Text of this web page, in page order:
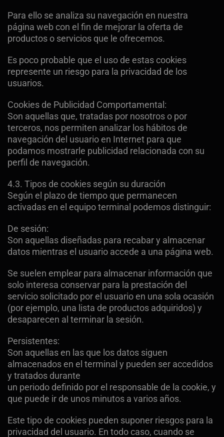
Para ello se analiza su navegación en nuestra
página web con el fin de mejorar la oferta de
productos o servicios que le ofrecemos.
Es poco probable que el uso de estas cookies
represente un riesgo para la privacidad de los
usuarios.
Cookies de Publicidad Comportamental:
Son aquellas que, tratadas por nosotros o por
terceros, nos permiten analizar los hábitos de
navegación del usuario en Internet para que
podamos mostrarle publicidad relacionada con su
perfil de navegación.
4.3. Tipos de cookies según su duración
Según el plazo de tiempo que permanecen
activadas en el equipo terminal podemos distinguir:
De sesión:
Son aquellas diseñadas para recabar y almacenar
datos mientras el usuario accede a una página web.
Se suelen emplear para almacenar información que
solo interesa conservar para la prestación del
servicio solicitado por el usuario en una sola ocasión
(por ejemplo, una lista de productos adquiridos) y
desaparecen al terminar la sesión.
Persistentes:
Son aquellas en las que los datos siguen
almacenados en el terminal y pueden ser accedidos
y tratados durante
un periodo definido por el responsable de la cookie, y
que puede ir de unos minutos a varios años.
Este tipo de cookies pueden suponer riesgos para la
privacidad del usuario. En todo caso, cuando se